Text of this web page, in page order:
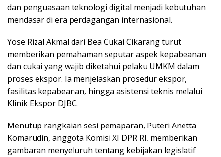
dan penguasaan teknologi digital menjadi kebutuhan
mendasar di era perdagangan internasional.
Yose Rizal Akmal dari Bea Cukai Cikarang turut
memberikan pemahaman seputar aspek kepabeanan
dan cukai yang wajib diketahui pelaku UMKM dalam
proses ekspor. Ia menjelaskan prosedur ekspor,
fasilitas kepabeanan, hingga asistensi teknis melalui
Klinik Ekspor DJBC.
Menutup rangkaian sesi pemaparan, Puteri Anetta
Komarudin, anggota Komisi XI DPR RI, memberikan
gambaran menyeluruh tentang kebijakan legislatif